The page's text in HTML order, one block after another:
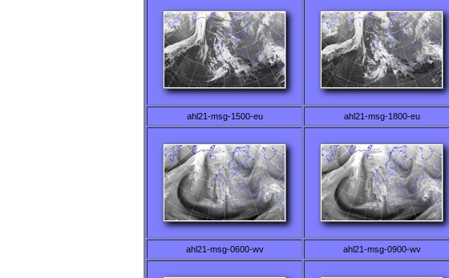
ahl21-msg-1500-eu ahl21-msg-1800-eu
ahl21-msg-0600-wv ahl21-msg-0900-wv